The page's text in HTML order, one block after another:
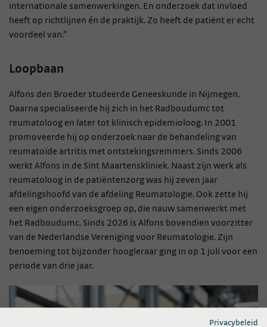
internationale samenwerkingen. En onderzoek dat invloed
heeft op richtlijnen én de praktijk. Zo heeft de patiënt er echt
voordeel van.”
Loopbaan
Alfons den Broeder studeerde Geneeskunde in Nijmegen.
Daarna specialiseerde hij zich in het Radboudumc tot
reumatoloog en later tot klinisch epidemioloog. In 2001
promoveerde hij op onderzoek naar de behandeling van
reumatoïde artritis met ontstekingsremmers. Sinds 2006
werkt Alfons in de Sint Maartenskliniek. Naast zijn werk als
reumatoloog in de patiëntenzorg was hij zeven jaar
afdelingshoofd van de afdeling Reumatologie. Ook zette hij
een eigen onderzoeksgroep op, die nauw samenwerkt met
het Radboudumc. Sinds 2026 is Alfons bovendien voorzitter
van de Nederlandse Vereniging voor Reumatologie. Zijn
benoeming tot bijzonder hoogleraar ging in op 1 juli voor een
periode van drie jaar.
Privacybeleid